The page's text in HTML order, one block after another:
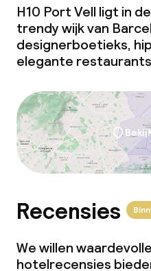
Speciale
Wasfaciliteiten
Wasservice
Beleid
Overal rookvrij
H10 Port Vell ligt in
trendy wijk van
designerboetieks,
elegante
Recensies
We willen
hotelrecensies